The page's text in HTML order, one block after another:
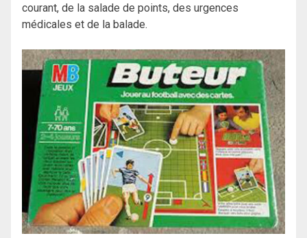
courant, de la salade de points, des urgences
médicales et de la balade.